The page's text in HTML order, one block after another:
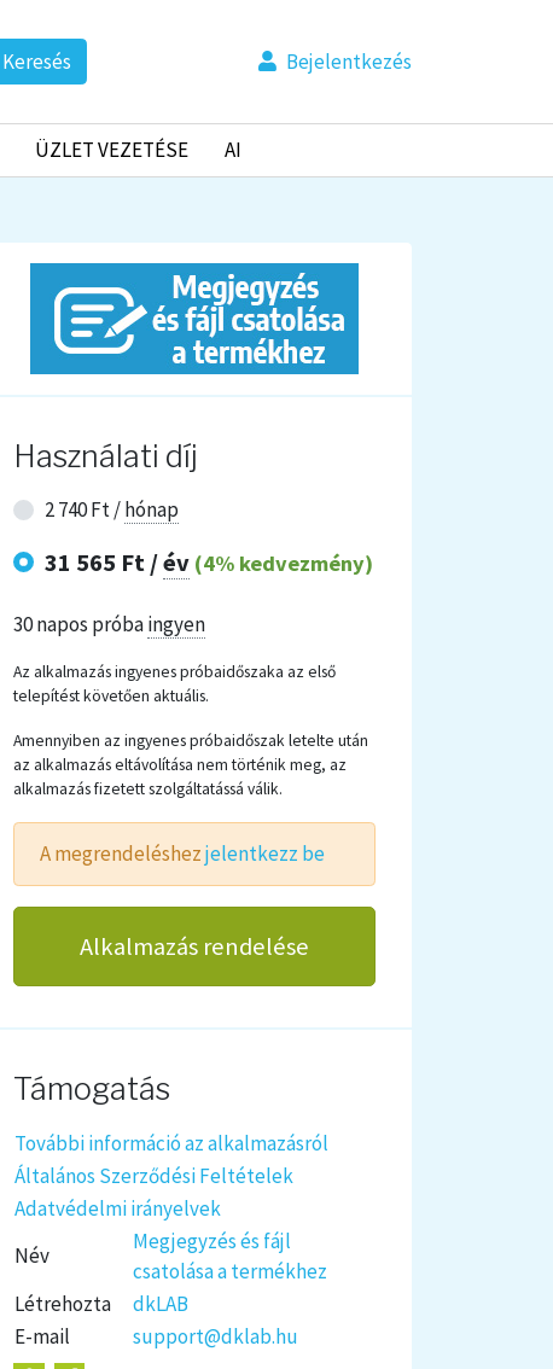
Keresés Bejelentkezés
ÜZLET VEZETÉSE AI
Használati díj
2 740 Ft /hónap
31 565 Ft /év(4% kedvezmény)
30 napos próbaingyen
Az alkalmazás ingyenes próbaidőszaka az első
telepítést követően aktuális.
Amennyiben az ingyenes próbaidőszak letelte után
az alkalmazás eltávolítása nem történik meg, az
alkalmazás fizetett szolgáltatássá válik.
A megrendeléshezjelentkezz be
Alkalmazás rendelése
Támogatás
További információ az alkalmazásról
Általános Szerződési Feltételek
Adatvédelmi irányelvek
Név
Megjegyzés és fájl
csatolása a termékhez
Létrehozta
dkLAB
E-mail
support@dklab.hu